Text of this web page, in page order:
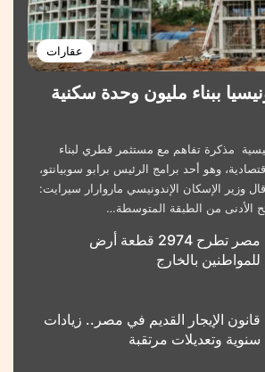
عقارات
ببناء مليون وحدة سكنية
مذكرة تفاهم مع مستثمر قطري لبناء
وهو أحد برامج الرئيس برابو سوبيانتو،
وزير الإسكان الإندونيسي ماروارار سيرايت:
الأدنى من الطبقة المتوسطة…
مصر تطرح 2974 قطعة أرض
للمواطنين بالخارج
قانون الإيجار القديم في مصر.. زيادات
سنوية وتعديلات مرتقبة